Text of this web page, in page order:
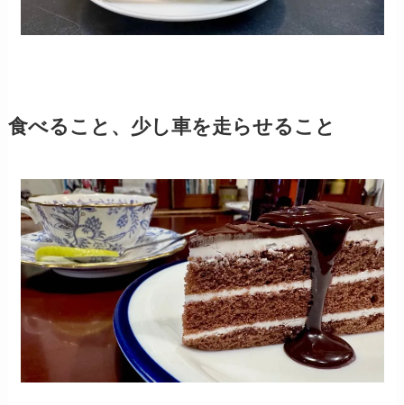
食べること、少し車を走らせること